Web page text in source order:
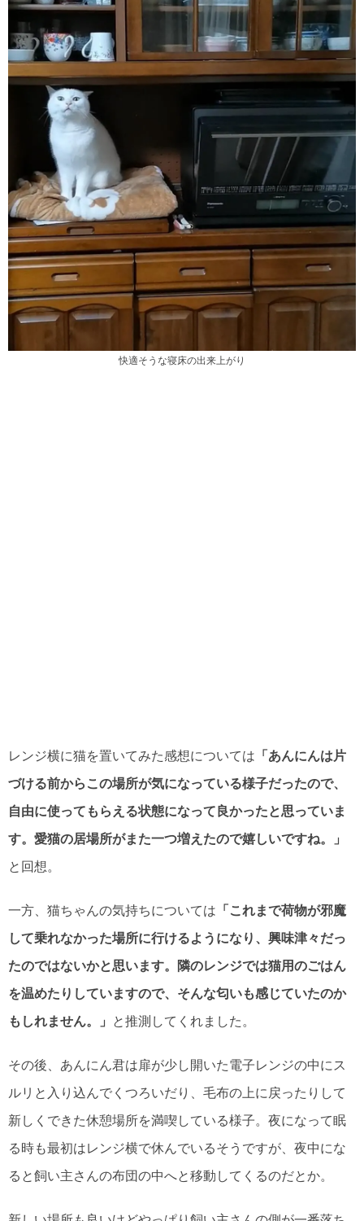
快適そうな寝床の出来上がり
レンジ横に猫を置いてみた感想については 「あんにんは片
づける前からこの場所が気になっている様子だったので、
自由に使ってもらえる状態になって良かったと思っていま
す。愛猫の居場所がまた一つ増えたので嬉しいですね。」
と回想。
一方、猫ちゃんの気持ちについては 「これまで荷物が邪魔
して乗れなかった場所に行けるようになり、興味津々だっ
たのではないかと思います。隣のレンジでは猫用のごはん
を温めたりしていますので、そんな匂いも感じていたのか
もしれません。」
と推測してくれました。
その後、あんにん君は扉が少し開いた電子レンジの中にス
ルリと入り込んでくつろいだり、毛布の上に戻ったりして
新しくできた休憩場所を満喫している様子。夜になって眠
る時も最初はレンジ横で休んでいるそうですが、夜中にな
ると飼い主さんの布団の中へと移動してくるのだとか。